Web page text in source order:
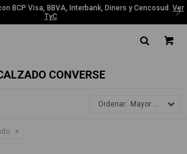
BCP Visa, BBVA, Interbank, Diners y Cencosud. Ver
TyC
CONVERSE
Mayor precio